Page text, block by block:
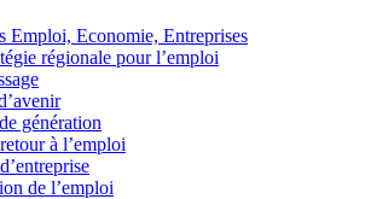
Emploi, Economie, Entreprises
régionale pour l’emploi
génération
à l’emploi
de l’emploi